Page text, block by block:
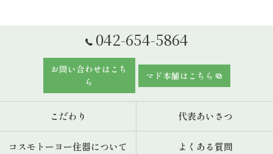
042-654-5864
お問い合わせはこち
ら
マド本舗はこちら
こだわり 代表あいさつ
コスモトーヨー住器について よくある質問